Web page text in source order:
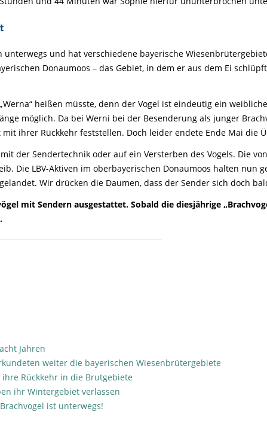
Atomkraft
Flächenversiegelung
Kormoran
Moorschutz ist Klimaschutz
Jagd in Bayern
Landwirtschaft
Life-Projekt Keiljungfer
Gobibär
unterwegs und hat verschiedene bayerische
Donaumoos – das Gebiet, in dem er aus dem Ei
heißen müsste, denn der Vogel ist eindeutig ein
möglich. Da bei Werni bei der Besenderung als junger
ihrer Rückkehr feststellen. Doch leider endete Ende Mai die
der Sendertechnik oder auf ein Versterben des Vogels. Die
Die LBV-Aktiven im oberbayerischen Donaumoos halten nun
Wir drücken die Daumen, dass der Sender sich doch
mit Sendern ausgestattet. Sobald die diesjährige
Jahren
weiter die bayerischen Wiesenbrütergebiete
Rückkehr in die Brutgebiete
ihr Wintergebiet verlassen
ist unterwegs!